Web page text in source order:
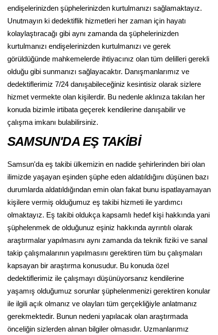
endişelerinizden şüphelerinizden kurtulmanızı sağlamaktayız.
Unutmayın ki dedektiflik hizmetleri her zaman için hayatı
kolaylaştıracağı gibi aynı zamanda da şüphelerinizden
kurtulmanızı endişelerinizden kurtulmanızı ve gerek
görüldüğünde mahkemelerde ihtiyacınız olan tüm delilleri gerekli
olduğu gibi sunmanızı sağlayacaktır. Danışmanlarımız ve
dedektiflerimiz 7/24 danışabileceğiniz kesintisiz olarak sizlere
hizmet vermekte olan kişilerdir. Bu nedenle aklınıza takılan her
konuda bizimle irtibata geçerek kendilerine danışabilir ve
çalışma imkanı bulabilirsiniz.
SAMSUN'DA EŞ TAKİBİ
Samsun'da eş takibi ülkemizin en nadide şehirlerinden biri olan
ilimizde yaşayan eşinden şüphe eden aldatıldığını düşünen bazı
durumlarda aldatıldığından emin olan fakat bunu ispatlayamayan
kişilere vermiş olduğumuz eş takibi hizmeti ile yardımcı
olmaktayız. Eş takibi oldukça kapsamlı hedef kişi hakkında yani
şüphelenmek de olduğunuz eşiniz hakkında ayrıntılı olarak
araştırmalar yapılmasını aynı zamanda da teknik fiziki ve sanal
takip çalışmalarının yapılmasını gerektiren tüm bu çalışmaları
kapsayan bir araştırma konusudur. Bu konuda özel
dedektiflerimiz ile çalışmayı düşünüyorsanız kendilerine
yaşamış olduğumuz sorunlar şüphelenmenizi gerektiren konular
ile ilgili açık olmanız ve olayları tüm gerçekliğiyle anlatmanız
gerekmektedir. Bunun nedeni yapılacak olan araştırmada
önceliğin sizlerden alınan bilgiler olmasıdır. Uzmanlarımız